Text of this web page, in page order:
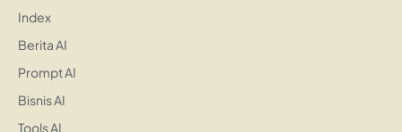
Index
Berita AI
Prompt AI
Bisnis AI
Tools AI